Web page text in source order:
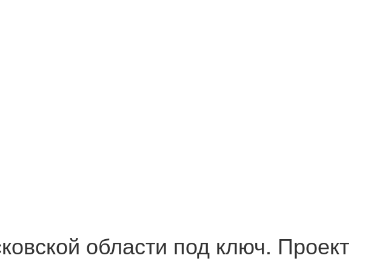
области под ключ. Проект